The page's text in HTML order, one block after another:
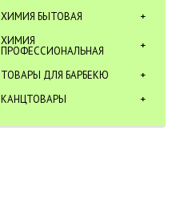
ХИМИЯ БЫТОВАЯ
ХИМИЯ
ПРОФЕССИОНАЛЬНАЯ
ТОВАРЫ ДЛЯ БАРБЕКЮ
КАНЦТОВАРЫ